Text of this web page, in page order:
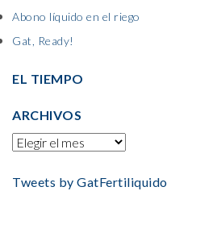
Abono líquido en el riego
Gat, Ready!
EL TIEMPO
ARCHIVOS
Tweets by GatFertiliquido